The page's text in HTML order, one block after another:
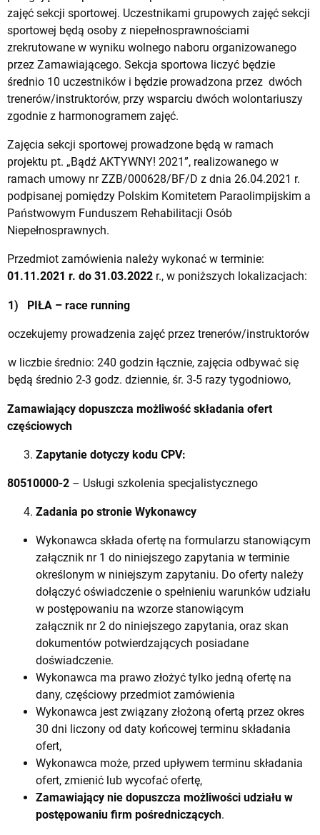
zajęć sekcji sportowej. Uczestnikami grupowych zajęć sekcji
sportowej będą osoby z niepełnosprawnościami
zrekrutowane w wyniku wolnego naboru organizowanego
przez Zamawiającego. Sekcja sportowa liczyć będzie
średnio 10 uczestników i będzie prowadzona przez dwóch
trenerów/instruktorów, przy wsparciu dwóch wolontariuszy
zgodnie z harmonogramem zajęć.
Zajęcia sekcji sportowej prowadzone będą w ramach
projektu pt. „Bądź AKTYWNY! 2021”, realizowanego w
ramach umowy nr ZZB/000628/BF/D z dnia 26.04.2021 r.
podpisanej pomiędzy Polskim Komitetem Paraolimpijskim a
Państwowym Funduszem Rehabilitacji Osób
Niepełnosprawnych.
Przedmiot zamówienia należy wykonać w terminie:
01.11.2021 r. do 31.03.2022 r., w poniższych lokalizacjach:
1) PIŁA – race running
oczekujemy prowadzenia zajęć przez trenerów/instruktorów
w liczbie średnio: 240 godzin łącznie, zajęcia odbywać się
będą średnio 2-3 godz. dziennie, śr. 3-5 razy tygodniowo,
Zamawiający dopuszcza możliwość składania ofert
częściowych
Zapytanie dotyczy kodu CPV:
80510000-2 – Usługi szkolenia specjalistycznego
Zadania po stronie Wykonawcy
Wykonawca składa ofertę na formularzu stanowiącym
załącznik nr 1 do niniejszego zapytania w terminie
określonym w niniejszym zapytaniu. Do oferty należy
dołączyć oświadczenie o spełnieniu warunków udziału
w postępowaniu na wzorze stanowiącym
załącznik nr 2 do niniejszego zapytania, oraz skan
dokumentów potwierdzających posiadane
doświadczenie.
Wykonawca ma prawo złożyć tylko jedną ofertę na
dany, częściowy przedmiot zamówienia
Wykonawca jest związany złożoną ofertą przez okres
30 dni liczony od daty końcowej terminu składania
ofert,
Wykonawca może, przed upływem terminu składania
ofert, zmienić lub wycofać ofertę,
Zamawiający nie dopuszcza możliwości udziału w
postępowaniu firm pośredniczących.